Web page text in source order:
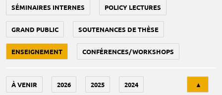
SÉMINAIRES INTERNES POLICY LECTURES
GRAND PUBLIC SOUTENANCES DE THÈSE
ENSEIGNEMENT CONFÉRENCES/WORKSHOPS
À VENIR 2026 2025 2024 ▲